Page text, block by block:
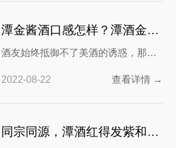
行”的存在，那就是潭酒。作为国内首
业，潭酒打出的广告宣传语是“敢标真
年份，内行喝潭酒”，那么在潭酒系列
潭金酱酒口感怎样？潭酒金酱好喝吗？
酒友始终抵御不了美酒的诱惑，那种
怀。各地都有名酒，不管是茅台还是
潭酒，各有不同风味。就拿潭酒来
金酱酒作为入口口粮酒很受欢迎。对
2022-08-22 查看详情 →
同宗同源，潭酒红得发紫和紫潭有什么区别？